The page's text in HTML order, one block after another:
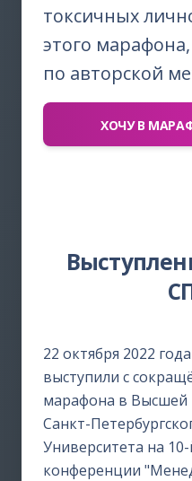
токсичных
этого
по авторской
ХОЧУ В
22 октября 2022
выступили с
марафона в
Санкт-
Университета на
конференции